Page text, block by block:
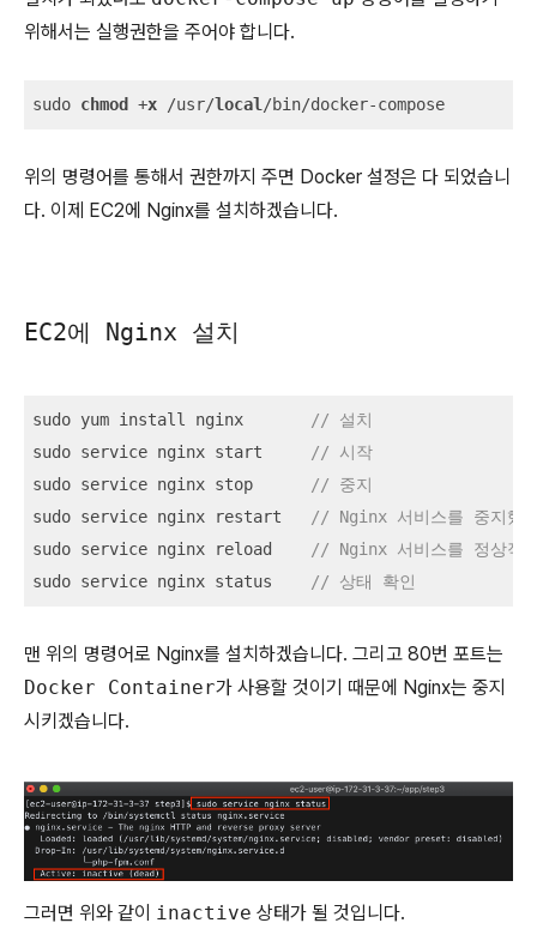
위해서는 실행권한을 주어야 합니다.
sudo chmod +x /usr/local /bin/docker-compose
위의 명령어를 통해서 권한까지 주면 Docker 설정은 다 되었습니
다. 이제 EC2에 Nginx를 설치하겠습니다.
EC2에 Nginx 설치
sudo yum install nginx
// 설치
sudo service nginx start
// 시작
sudo service nginx stop
// 중지
sudo service nginx restart
// Nginx 서비스를 중지했
sudo service nginx reload
// Nginx 서비스를 정상적
sudo service nginx status
// 상태 확인
맨 위의 명령어로 Nginx를 설치하겠습니다. 그리고 80번 포트는
Docker Container가 사용할 것이기 때문에 Nginx는 중지
시키겠습니다.
그러면 위와 같이 inactive 상태가 될 것입니다.